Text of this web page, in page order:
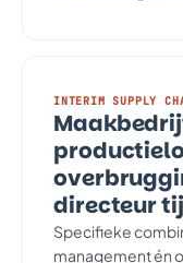
INTERIM SUPPLY
directeur
Specifieke
management én